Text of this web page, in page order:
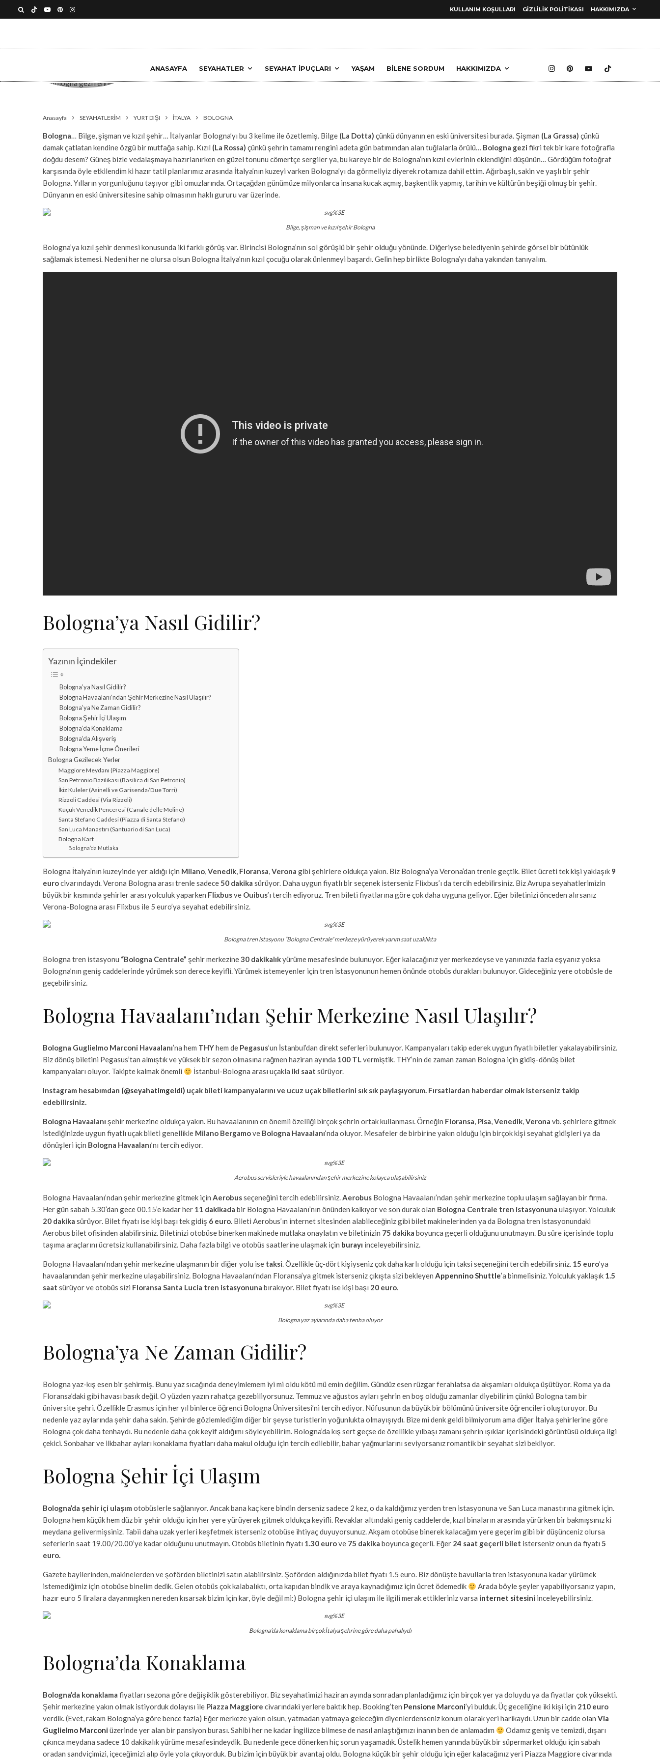
HAKKIMIZDA
GIZLILIK POLITIKASI
KULLANIM KOŞULLARI
ANASAYFA SEYAHATLER SEYAHAT İPUÇLARI YAŞAM BİLENE SORDUM HAKKIMIZDA
BOLOGNA 24 Kasım 2017
Anasayfa SEYAHATLERİM YURT DIŞI İTALYA BOLOGNA
Bologna… Bilge, şişman ve kızıl şehir… İtalyanlar Bologna’yı bu 3 kelime ile özetlemiş. Bilge (La Dotta) çünkü dünyanın en eski üniversitesi burada. Şişman (La Grassa) çünkü
damak çatlatan kendine özgü bir mutfağa sahip. Kızıl (La Rossa) çünkü şehrin tamamı rengini adeta gün batımından alan tuğlalarla örülü… Bologna gezi fikri tek bir kare fotoğrafla
doğdu desem? Güneş bizle vedalaşmaya hazırlanırken en güzel tonunu cömertçe sergiler ya, bu kareye bir de Bologna’nın kızıl evlerinin eklendiğini düşünün… Gördüğüm fotoğraf
karşısında öyle etkilendim ki hazır tatil planlarımız arasında İtalya’nın kuzeyi varken Bologna’yı da görmeliyiz diyerek rotamıza dahil ettim. Ağırbaşlı, sakin ve yaşlı bir şehir
Bologna. Yılların yorgunluğunu taşıyor gibi omuzlarında. Ortaçağdan günümüze milyonlarca insana kucak açmış, başkentlik yapmış, tarihin ve kültürün beşiği olmuş bir şehir.
Dünyanın en eski üniversitesine sahip olmasının haklı gururu var üzerinde.
Bilge, şişman ve kızıl şehir Bologna
Bologna’ya kızıl şehir denmesi konusunda iki farklı görüş var. Birincisi Bologna’nın sol görüşlü bir şehir olduğu yönünde. Diğeriyse belediyenin şehirde görsel bir bütünlük
sağlamak istemesi. Nedeni her ne olursa olsun Bologna İtalya’nın kızıl çocuğu olarak ünlenmeyi başardı. Gelin hep birlikte Bologna’yı daha yakından tanıyalım.
Bologna’ya Nasıl Gidilir?
Yazının İçindekiler
Bologna’ya Nasıl Gidilir?
Bologna Havaalanı’ndan Şehir Merkezine Nasıl Ulaşılır?
Bologna’ya Ne Zaman Gidilir?
Bologna Şehir İçi Ulaşım
Bologna’da Konaklama
Bologna’da Alışveriş
Bologna Yeme İçme Önerileri
Bologna Gezilecek Yerler
Maggiore Meydanı (Piazza Maggiore)
San Petronio Bazilikası (Basilica di San Petronio)
İkiz Kuleler (Asinelli ve Garisenda/Due Torri)
Rizzoli Caddesi (Via Rizzoli)
Küçük Venedik Penceresi (Canale delle Moline)
Santa Stefano Caddesi (Piazza di Santa Stefano)
San Luca Manastırı (Santuario di San Luca)
Bologna Kart
Bologna’da Mutlaka
Bologna İtalya’nın kuzeyinde yer aldığı için Milano,Venedik, Floransa,Verona gibi şehirlere oldukça yakın. Biz Bologna’ya Verona’dan trenle geçtik. Bilet ücreti tek kişi yaklaşık 9
eurocivarındaydı. Verona Bologna arası trenle sadece50 dakika sürüyor. Daha uygun fiyatlı bir seçenek isterseniz Flixbus’ı da tercih edebilirsiniz. Biz Avrupa seyahatlerimizin
büyük bir kısmında şehirler arası yolculuk yaparken Flixbusve Ouibus’ı tercih ediyoruz. Tren bileti fiyatlarına göre çok daha uyguna geliyor. Eğer biletinizi önceden alırsanız
Verona-Bologna arası Flixbus ile 5 euro’ya seyahat edebilirsiniz.
Bologna tren istasyonu “Bologna Centrale” merkeze yürüyerek yarım saat uzaklıkta
Bologna tren istasyonu “Bologna Centrale” şehir merkezine30 dakikalıkyürüme mesafesinde bulunuyor. Eğer kalacağınız yer merkezdeyse ve yanınızda fazla eşyanız yoksa
Bologna’nın geniş caddelerinde yürümek son derece keyifli. Yürümek istemeyenler için tren istasyonunun hemen önünde otobüs durakları bulunuyor. Gideceğiniz yere otobüsle de
geçebilirsiniz.
Bologna Havaalanı’ndan Şehir Merkezine Nasıl Ulaşılır?
Bologna Guglielmo Marconi Havaalanı’na hem THYhem de Pegasus’un İstanbul’dan direkt seferleri bulunuyor. Kampanyaları takip ederek uygun fiyatlı biletler yakalayabilirsiniz.
Biz dönüş biletini Pegasus’tan almıştık ve yüksek bir sezon olmasına rağmen haziran ayında 100 TLvermiştik. THY’nin de zaman zaman Bologna için gidiş-dönüş bilet
kampanyaları oluyor. Takipte kalmak önemli
İstanbul-Bologna arası uçakla iki saat sürüyor.
Instagram hesabımdan (@seyahatimgeldi) uçak bileti kampanyalarını ve ucuz uçak biletlerini sık sık paylaşıyorum. Fırsatlardan haberdar olmak isterseniz takip
edebilirsiniz.
Bologna Havaalanı şehir merkezine oldukça yakın. Bu havaalanının en önemli özelliği birçok şehrin ortak kullanması. Örneğin Floransa, Pisa,Venedik,Verona vb. şehirlere gitmek
istediğinizde uygun fiyatlı uçak bileti genellikle Milano Bergamove Bologna Havaalanı‘nda oluyor. Mesafeler de birbirine yakın olduğu için birçok kişi seyahat gidişleri ya da
dönüşleri için Bologna Havaalanı’nı tercih ediyor.
Aerobus servisleriyle havaalanından şehir merkezine kolayca ulaşabilirsiniz
Bologna Havaalanı’ndan şehir merkezine gitmek için Aerobusseçeneğini tercih edebilirsiniz.Aerobus Bologna Havaalanı’ndan şehir merkezine toplu ulaşım sağlayan bir firma.
Her gün sabah 5.30’dan gece 00.15’e kadar her 11 dakikada bir Bologna Havaalanı’nın önünden kalkıyor ve son durak olan Bologna Centrale tren istasyonuna ulaşıyor. Yolculuk
20 dakika sürüyor. Bilet fiyatı ise kişi başı tek gidiş 6 euro. Bileti Aerobus’ın internet sitesinden alabileceğiniz gibi bilet makinelerinden ya da Bologna tren istasyonundaki
Aerobus bilet ofisinden alabilirsiniz. Biletinizi otobüse binerken makinede mutlaka onaylatın ve biletinizin 75 dakika boyunca geçerli olduğunu unutmayın. Bu süre içerisinde toplu
taşıma araçlarını ücretsiz kullanabilirsiniz. Daha fazla bilgi ve otobüs saatlerine ulaşmak için burayı inceleyebilirsiniz.
Bologna Havaalanı’ndan şehir merkezine ulaşmanın bir diğer yolu ise taksi. Özellikle üç-dört kişiyseniz çok daha karlı olduğu için taksi seçeneğini tercih edebilirsiniz. 15 euro’ya
havaalanından şehir merkezine ulaşabilirsiniz. Bologna Havaalanı’ndan Floransa’ya gitmek isterseniz çıkışta sizi bekleyen Appennino Shuttle’a binmelisiniz. Yolculuk yaklaşık 1.5
saat sürüyor ve otobüs sizi Floransa Santa Lucia tren istasyonuna bırakıyor. Bilet fiyatı ise kişi başı 20 euro.
Bologna yaz aylarında daha tenha oluyor
Bologna’ya Ne Zaman Gidilir?
Bologna yaz-kış esen bir şehirmiş. Bunu yaz sıcağında deneyimlemem iyi mi oldu kötü mü emin değilim. Gündüz esen rüzgar ferahlatsa da akşamları oldukça üşütüyor. Roma ya da
Floransa’daki gibi havası basık değil. O yüzden yazın rahatça gezebiliyorsunuz. Temmuz ve ağustos ayları şehrin en boş olduğu zamanlar diyebilirim çünkü Bologna tam bir
üniversite şehri. Özellikle Erasmus için her yıl binlerce öğrenci Bologna Üniversitesi’ni tercih ediyor. Nüfusunun da büyük bir bölümünü üniversite öğrencileri oluşturuyor. Bu
nedenle yaz aylarında şehir daha sakin. Şehirde gözlemlediğim diğer bir şeyse turistlerin yoğunlukta olmayışıydı. Bize mi denk geldi bilmiyorum ama diğer İtalya şehirlerine göre
Bologna çok daha tenhaydı. Bu nedenle daha çok keyif aldığımı söyleyebilirim. Bologna’da kış sert geçse de özellikle yılbaşı zamanı şehrin ışıklar içerisindeki görüntüsü oldukça ilgi
çekici. Sonbahar ve ilkbahar ayları konaklama fiyatları daha makul olduğu için tercih edilebilir, bahar yağmurlarını seviyorsanız romantik bir seyahat sizi bekliyor.
Bologna Şehir İçi Ulaşım
Bologna’da şehir içi ulaşım otobüslerle sağlanıyor. Ancak bana kaç kere bindin derseniz sadece 2 kez, o da kaldığımız yerden tren istasyonuna ve San Luca manastırına gitmek için.
Bologna hem küçük hem düz bir şehir olduğu için her yere yürüyerek gitmek oldukça keyifli. Revaklar altındaki geniş caddelerde, kızıl binaların arasında yürürken bir bakmışsınız ki
meydana gelivermişsiniz. Tabii daha uzak yerleri keşfetmek isterseniz otobüse ihtiyaç duyuyorsunuz. Akşam otobüse binerek kalacağım yere geçerim gibi bir düşünceniz olursa
seferlerin saat 19.00/20.00’ye kadar olduğunu unutmayın. Otobüs biletinin fiyatı 1.30 eurove 75 dakika boyunca geçerli. Eğer 24 saat geçerli bilet isterseniz onun da fiyatı 5
euro.
Gazete bayilerinden, makinelerden ve şoförden biletinizi satın alabilirsiniz. Şoförden aldığınızda bilet fiyatı 1.5 euro. Biz dönüşte bavullarla tren istasyonuna kadar yürümek
istemediğimiz için otobüse binelim dedik. Gelen otobüs çok kalabalıktı, orta kapıdan bindik ve araya kaynadığımız için ücret ödemedik
Arada böyle şeyler yapabiliyorsanız yapın,
hazır euro 5 liralara dayanmışken nereden kısarsak bizim için kar, öyle değil mi:) Bologna şehir içi ulaşım ile ilgili merak ettikleriniz varsa internet sitesini inceleyebilirsiniz.
Bologna’da konaklama birçok İtalya şehrine göre daha pahalıydı
Bologna’da Konaklama
Bologna’da konaklama fiyatları sezona göre değişiklik gösterebiliyor. Biz seyahatimizi haziran ayında sonradan planladığımız için birçok yer ya doluydu ya da fiyatlar çok yüksekti.
Şehir merkezine yakın olmak istiyorduk dolayısı ile Piazza Maggiore civarındaki yerlere baktık hep. Booking’ten Pensione Marconi’yi bulduk. Üç geceliğine iki kişi için 210 euro
verdik. (Evet, rakam Bologna’ya göre bence fazla) Eğer merkeze yakın olsun, yatmadan yatmaya geleceğim diyenlerdenseniz konum olarak yeri harikaydı. Uzun bir cadde olan Via
Guglielmo Marconi üzerinde yer alan bir pansiyon burası. Sahibi her ne kadar İngilizce bilmese de nasıl anlaştığımızı inanın ben de anlamadım
Odamız geniş ve temizdi, dışarı
çıkınca meydana sadece 10 dakikalık yürüme mesafesindeydik. Bu nedenle gece dönerken hiç sorun yaşamadık. Üstelik hemen yanında büyük bir süpermarket olduğu için sabah
oradan sandviçimizi, içeceğimizi alıp öyle yola çıkıyorduk. Bu bizim için büyük bir avantaj oldu. Bologna küçük bir şehir olduğu için eğer kalacağınız yeri Piazza Maggiore civarında